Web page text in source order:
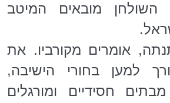
השולחן מובאים המיטב
אומרים מקורביו. את
למען בחורי הישיבה,
חסידיים ומורגלים